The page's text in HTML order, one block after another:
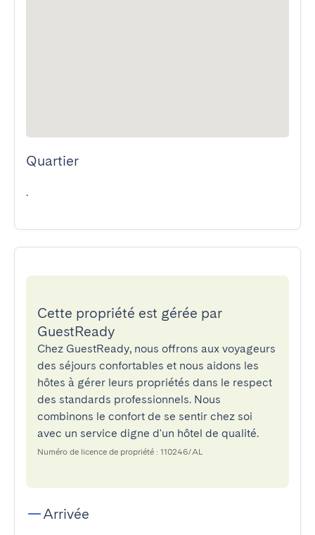
Quartier
.
Cette propriété est gérée par
GuestReady
Chez GuestReady, nous offrons aux voyageurs
des séjours confortables et nous aidons les
hôtes à gérer leurs propriétés dans le respect
des standards professionnels. Nous
combinons le confort de se sentir chez soi
avec un service digne d'un hôtel de qualité.
Numéro de licence de propriété : 110246/AL
Arrivée